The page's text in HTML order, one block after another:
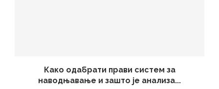
Како одабрати прави систем за
наводњавање и зашто је анализа...